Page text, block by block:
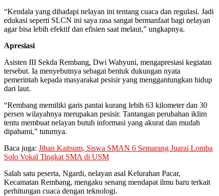
“Kendala yang dihadapi nelayan ini tentang cuaca dan regulasi. Jadi
edukasi seperti SLCN ini saya rasa sangat bermanfaat bagi nelayan
agar bisa lebih efektif dan efisien saat melaut,” ungkapnya.
Apresiasi
Asisten III Sekda Rembang, Dwi Wahyuni, mengapresiasi kegiatan
tersebut. Ia menyebutnya sebagai bentuk dukungan nyata
pemerintah kepada masyarakat pesisir yang menggantungkan hidup
dari laut.
“Rembang memiliki garis pantai kurang lebih 63 kilometer dan 30
persen wilayahnya merupakan pesisir. Tantangan perubahan iklim
tentu membuat nelayan butuh informasi yang akurat dan mudah
dipahami,” tuturnya.
Baca juga: Jihan Kaitsum, Siswa SMAN 6 Semarang Juarai Lomba
Solo Vokal Tingkat SMA di USM
Salah satu peserta, Ngardi, nelayan asal Kelurahan Pacar,
Kecamatan Rembang, mengaku senang mendapat ilmu baru terkait
perhitungan cuaca dengan teknologi.